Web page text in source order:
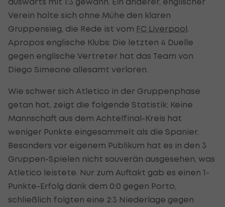
Verein holte sich ohne Mühe den klaren
Gruppensieg, die Rede ist vom FC Liverpool
Apropos englische Klubs: Die letzten 4 Duelle
gegen englische Vertreter hat das Team von
Diego Simeone allesamt verloren.
Wie schwer sich Atletico in der Gruppenphase
getan hat, zeigt die folgende Statistik: Keine
Mannschaft aus dem Achtelfinal-Kreis hat
weniger Punkte eingesammelt als die Spanier.
Besonders vor eigenem Publikum hat es in den 3
Gruppen-Spielen nicht souverän ausgesehen, was
Atletico leistete. Nur zum Auftakt gab es einen 1-
Punkte-Erfolg dank dem 0:0 gegen Porto,
schließlich folgten eine 2:3 Niederlage gegen